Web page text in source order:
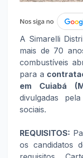
A Simarelli
mais de 70
combustíveis
para a
em Cuiabá
divulgadas
sociais.
REQUISITOS:
os candidatos